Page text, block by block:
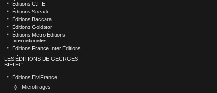
Éditions C.F.E.
Éditions Socadi
Éditions Baccara
Éditions Goldstar
Éditions Metro Éditions
Internationales
Éditions France Inter Éditions
LES ÉDITIONS DE GEORGES
BIELEC
Éditions ElviFrance
Microtirages